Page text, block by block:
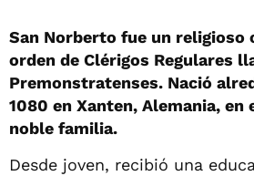
San Norberto fue un religioso
orden de Clérigos Regulares
Premonstratenses. Nació
1080 en Xanten, Alemania, en
noble familia.
Desde joven, recibió una